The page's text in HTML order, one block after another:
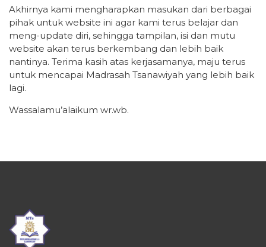
Akhirnya kami mengharapkan masukan dari berbagai
pihak untuk website ini agar kami terus belajar dan
meng-update diri, sehingga tampilan, isi dan mutu
website akan terus berkembang dan lebih baik
nantinya. Terima kasih atas kerjasamanya, maju terus
untuk mencapai Madrasah Tsanawiyah yang lebih baik
lagi.
Wassalamu’alaikum wr.wb.